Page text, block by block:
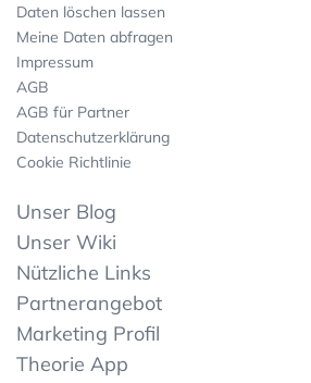
Daten löschen lassen
Meine Daten abfragen
Impressum
AGB
AGB für Partner
Datenschutzerklärung
Cookie Richtlinie
Unser Blog
Unser Wiki
Nützliche Links
Partnerangebot
Marketing Profil
Theorie App